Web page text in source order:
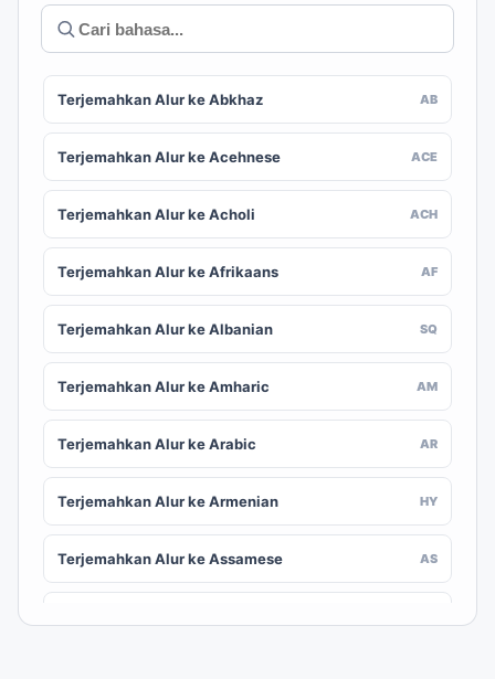
Terjemahkan Alur ke Abkhaz AB
Terjemahkan Alur ke Acehnese ACE
Terjemahkan Alur ke Acholi ACH
Terjemahkan Alur ke Afrikaans AF
Terjemahkan Alur ke Albanian SQ
Terjemahkan Alur ke Amharic AM
Terjemahkan Alur ke Arabic AR
Terjemahkan Alur ke Armenian HY
Terjemahkan Alur ke Assamese AS